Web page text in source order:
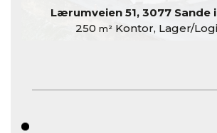
Lærumveien 51, 3077 Sande
250 m²Kontor, Lager/